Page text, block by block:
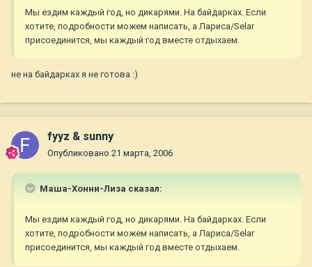
Мы ездим каждый год, но дикарями. На байдарках. Если
хотите, подробности можем написать, а Лариса/Selar
присоединится, мы каждый год вместе отдыхаем.
не на байдарках я не готова :)
fyyz & sunny
Опубликовано 21 марта, 2006
Маша-Хонни-Лиза сказал:
Мы ездим каждый год, но дикарями. На байдарках. Если
хотите, подробности можем написать, а Лариса/Selar
присоединится, мы каждый год вместе отдыхаем.